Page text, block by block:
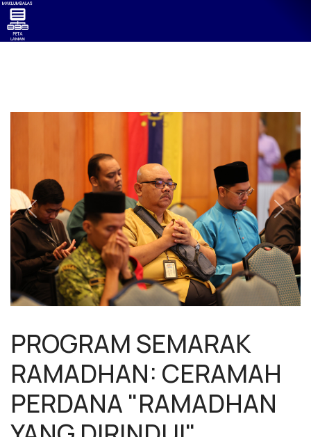
Previous Next
PROGRAM SEMARAK
RAMADHAN: CERAMAH
PERDANA "RAMADHAN